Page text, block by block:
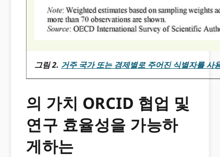
그림 2. 거주 국가 또는 경제별로 주어진 식별자를 사
의 가치 ORCID 협업 및
연구 효율성을 가능하
게하는